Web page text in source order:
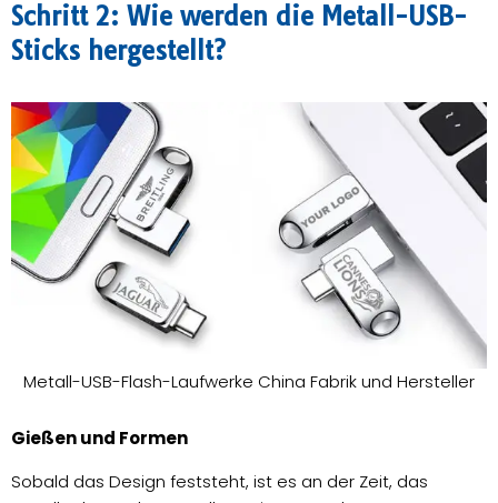
Schritt 2: Wie werden die Metall-USB-
Sticks hergestellt?
Metall-USB-Flash-Laufwerke China Fabrik und Hersteller
Gießen und Formen
Sobald das Design feststeht, ist es an der Zeit, das